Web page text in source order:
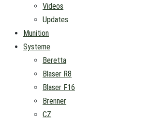
Videos
Updates
Munition
Systeme
Beretta
Blaser R8
Blaser F16
Brenner
CZ